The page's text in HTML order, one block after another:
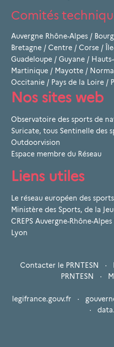
Comités
Auvergne Rhône-Alpes /
Bretagne / Centre / Corse /
Guadeloupe / Guyane /
Martinique / Mayotte /
Occitanie / Pays de la Loire /
Nos sites web
Observatoire des sports de
Suricate, tous Sentinelle des
Outdoorvision
Espace membre du Réseau
Liens utiles
Le réseau européen des
Ministère des Sports, de la
CREPS Auvergne-Rhône-
Lyon
Contacter le PRNTESN ·
PRNTESN
·
legifrance.gouv.fr ·
·